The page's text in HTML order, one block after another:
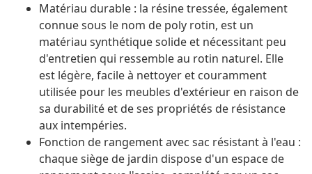
Matériau durable : la résine tressée, également
connue sous le nom de poly rotin, est un
matériau synthétique solide et nécessitant peu
d'entretien qui ressemble au rotin naturel. Elle
est légère, facile à nettoyer et couramment
utilisée pour les meubles d'extérieur en raison de
sa durabilité et de ses propriétés de résistance
aux intempéries.
Fonction de rangement avec sac résistant à l'eau :
chaque siège de jardin dispose d'un espace de